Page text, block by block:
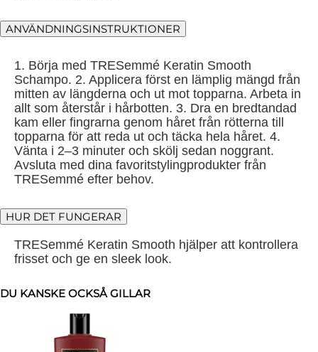
ANVÄNDNINGSINSTRUKTIONER
1. Börja med TRESemmé Keratin Smooth
Schampo. 2. Applicera först en lämplig mängd från
mitten av längderna och ut mot topparna. Arbeta in
allt som återstår i hårbotten. 3. Dra en bredtandad
kam eller fingrarna genom håret från rötterna till
topparna för att reda ut och täcka hela håret. 4.
Vänta i 2–3 minuter och skölj sedan noggrant.
Avsluta med dina favoritstylingprodukter från
TRESemmé efter behov.
HUR DET FUNGERAR
TRESemmé Keratin Smooth hjälper att kontrollera
frisset och ge en sleek look.
DU KANSKE OCKSÅ GILLAR